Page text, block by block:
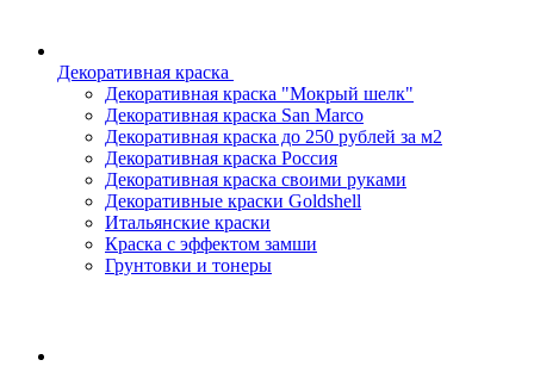
Декоративная краска
Декоративная краска "Мокрый шелк"
Декоративная краска San Marco
Декоративная краска до 250 рублей за м2
Декоративная краска Россия
Декоративная краска своими руками
Декоративные краски Goldshell
Итальянские краски
Краска с эффектом замши
Грунтовки и тонеры